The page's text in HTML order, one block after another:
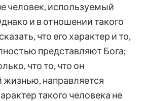
человек, используемый
и в отношении такого
что его характер и то,
представляют Бога;
что то, что он
направляется
такого человека не